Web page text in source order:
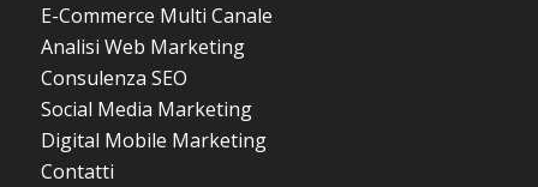
E-Commerce Multi Canale
Analisi Web Marketing
Consulenza SEO
Social Media Marketing
Digital Mobile Marketing
Contatti